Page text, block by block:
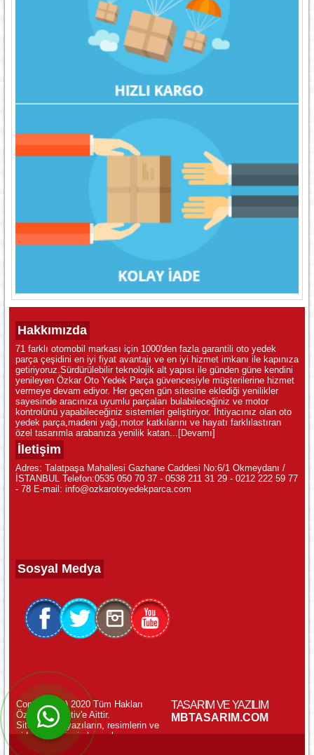
WhatsApp ile Online Destek!
Hakkımızda
71 farklı otomobil markası için 1000'den fazla garantili oto yedek
parça çeşidini en iyi fiyat avantajı ve en iyi hizmet imkanı ile kapınıza
getiriyoruz.Sürdürülebilir teknolojik alt yapısı ile günden güne kendini
yenileyen Özkar Oto Yedek Parça güvencesiyle müşterilerine hizmet
vermeye devam ediyor. Her geçen gün sitesine eklediği yenilikler
sayesinde aracınıza uyumlu parçaları bulabileceğiniz ve motor
kontrolünü yapabileceğiniz sistemleri geliştiriyor. İhtiyacınız olan oto
yedek parça,madeni yağı,motor katkılarını ve hayatı farklılastıran
özel tasarımla arabanıza yenilik katan... [Devamı]
İletişim
Adres: Talatpaşa Mahallesi Gazhane Caddesi No:6/1 Okmeydanı /
İSTANBUL Telefon:0535 050 70 37 - 0538 211 31 29 - 0212 222 59 77
- 78 E-mail: info@ozkarotoyedekparca.com
Sosyal Medya
Copyright (c) 2020 Tüm Hakları
Özkar Otomotiv'e Aittir.
Sitemizdeki yazıların, resimlerin ve
videoların izinsiz kopyalanması
TASARIM VE YAZILIM
MBTASARIM.COM